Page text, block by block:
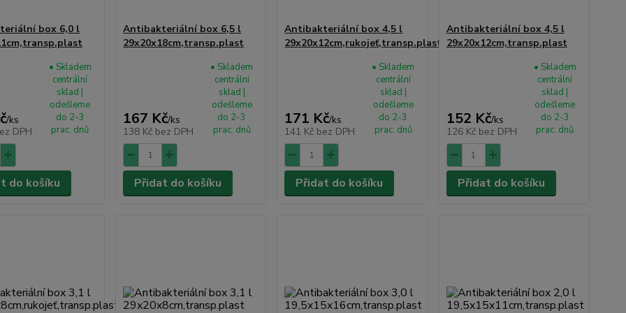
box 6,0 l
/ks
DPH
• Skladem
centrální
sklad |
odešleme
do 2-3
prac. dnů
do košíku
Antibakteriální box 6,5 l
29x20x18cm,transp.plast
167 Kč/ks
138 Kč bez DPH
• Skladem
centrální
sklad |
odešleme
do 2-3
prac. dnů
Přidat do košíku
Antibakteriální box 4,5 l
29x20x12cm,rukojeť,transp.plast
171 Kč/ks
141 Kč bez DPH
• Skladem
centrální
sklad |
odešleme
do 2-3
prac. dnů
Přidat do košíku
Antibakteriální box 4,5 l
29x20x12cm,transp.plast
152 Kč/ks
126 Kč bez DPH
• Skladem
centrální
sklad |
odešleme
do 2-3
prac. dnů
Přidat do košíku